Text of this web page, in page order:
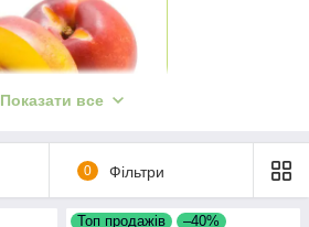
Показати все
0 Фільтри
Топ продажів –40%